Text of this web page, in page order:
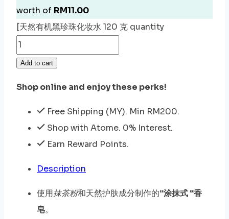
worth of RM11.00
[天然有机黑珍珠化妆水 120 克 quantity
Add to cart
Shop online and enjoy these perks!
Free Shipping (MY). Min RM200.
Shop with Atome. 0% Interest.
Earn Reward Points.
Description
使用抹茶粉和天然护肤成分制作的“涂抹式 “香
皂。